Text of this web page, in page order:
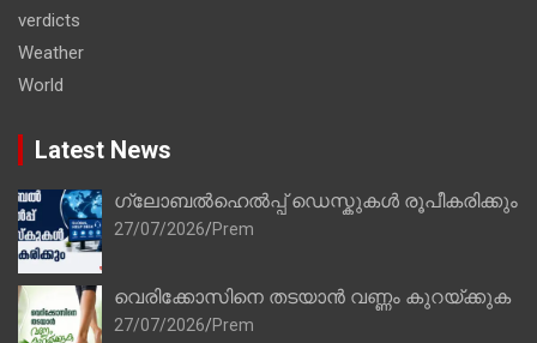
verdicts
Weather
World
Latest News
ഗ്ലോബൽഹെൽപ്പ് ഡെസ്കുകൾ രൂപീകരിക്കും
27/07/2026 Prem
വെരിക്കോസിനെ തടയാൻ വണ്ണം കുറയ്ക്കുക
27/07/2026 Prem